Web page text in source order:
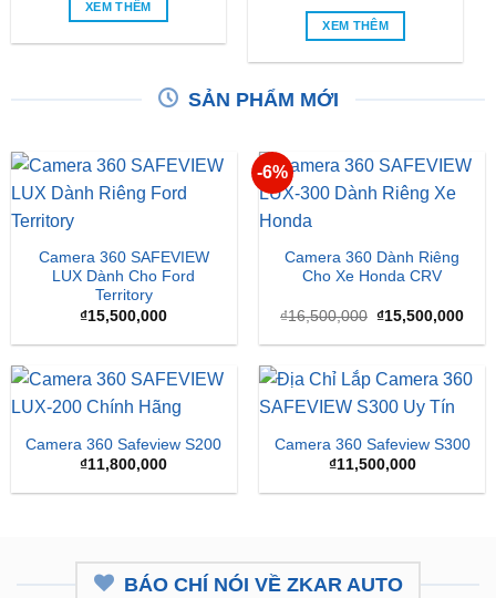
XEM THÊM
XEM THÊM
SẢN PHẨM MỚI
Camera 360 SAFEVIEW
LUX Dành Cho Ford
Territory
₫15,500,000
-6%
Camera 360 Dành Riêng
Cho Xe Honda CRV
₫16,500,000 Giá
là:
₫15,500,000Giá
tại
Camera 360 Safeview S200
₫11,800,000
Camera 360 Safeview S300
₫11,500,000
BÁO CHÍ NÓI VỀ ZKAR AUTO